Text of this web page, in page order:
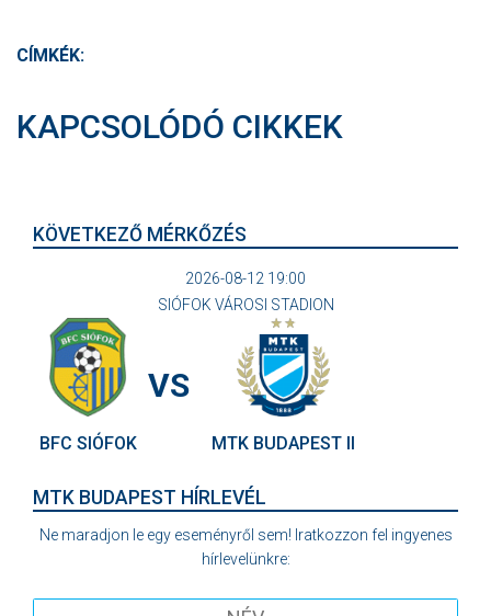
CÍMKÉK:
KAPCSOLÓDÓ CIKKEK
KÖVETKEZŐ MÉRKŐZÉS
2026-08-12 19:00
SIÓFOK VÁROSI STADION
BFC SIÓFOK
VS
MTK BUDAPEST II
MTK BUDAPEST HÍRLEVÉL
Ne maradjon le egy eseményről sem! Iratkozzon fel ingyenes
hírlevelünkre: